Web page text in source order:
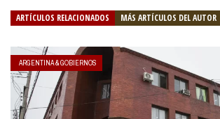
ARTÍCULOS RELACIONADOS MÁS ARTÍCULOS DEL AUTOR
ARGENTINA & GOBIERNOS